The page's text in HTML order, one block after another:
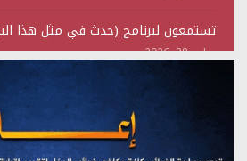
تستمعون لبرنامج (حدث في مثل هذا
يوليو 28, 2026
(نحن لا نهزم) بث مباشر